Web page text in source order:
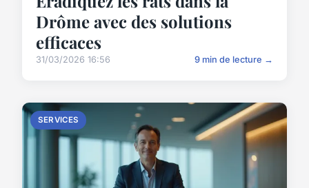
Drôme avec des solutions
efficaces
31/03/2026 16:56 9 min de lecture →
SERVICES